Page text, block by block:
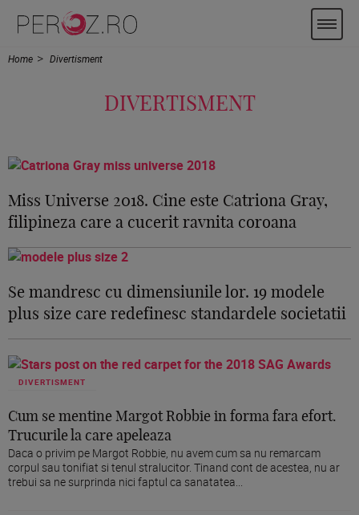
Home Divertisment
DIVERTISMENT
Miss Universe 2018. Cine este Catriona Gray,
filipineza care a cucerit ravnita coroana
Se mandresc cu dimensiunile lor. 19 modele
plus size care redefinesc standardele societatii
DIVERTISMENT
Cum se mentine Margot Robbie in forma fara efort.
Trucurile la care apeleaza
Daca o privim pe Margot Robbie, nu avem cum sa nu remarcam
corpul sau tonifiat si tenul stralucitor. Tinand cont de acestea, nu ar
trebui sa ne surprinda nici faptul ca sanatatea...